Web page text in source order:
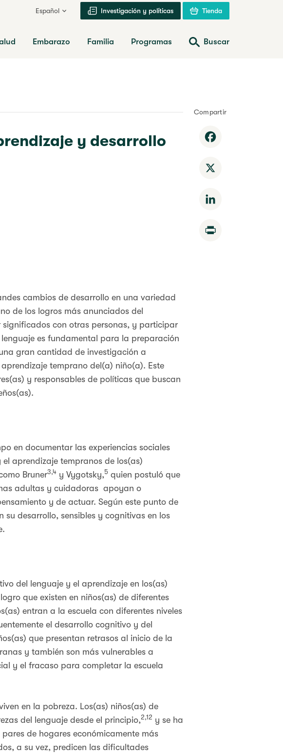
Español Investigación y políticas Tienda
Embarazo Familia Programas Buscar
y desarrollo
cambios de desarrollo en una variedad
de los logros más anunciados del
con otras personas, y participar
es fundamental para la preparación
gran cantidad de investigación a
temprano del(a) niño(a). Este
y responsables de políticas que buscan
en documentar las experiencias sociales
aprendizaje tempranos de los(as)
Bruner3,4 y Vygotsky,5 quien postuló que
adultas y cuidadoras apoyan o
y de actuar. Según este punto de
desarrollo, sensibles y cognitivas en los
del lenguaje y el aprendizaje en los(as)
que existen en niños(as) de diferentes
entran a la escuela con diferentes niveles
el desarrollo cognitivo y del
que presentan retrasos al inicio de la
y también son más vulnerables a
y el fracaso para completar la escuela
en la pobreza. Los(as) niños(as) de
del lenguaje desde el principio,2,12 y se ha
de hogares económicamente más
a su vez, predicen las dificultades
Compartir
Facebook